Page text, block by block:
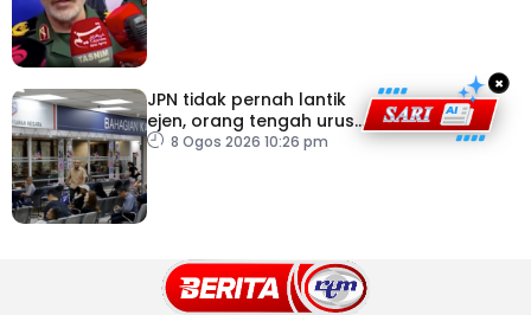
JPN tidak pernah lantik
ejen, orang tengah urus
dokumentasi
8 Ogos 2026 10:26 pm
×